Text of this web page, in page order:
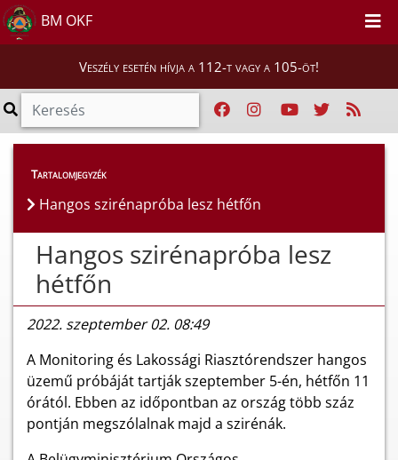
BM OKF
Veszély esetén hívja a 112-t vagy a 105-öt!
Híreink > Hírek
Tartalomjegyzék
Hangos szirénapróba lesz hétfőn
Hangos szirénapróba lesz
hétfőn
2022. szeptember 02. 08:49
A Monitoring és Lakossági Riasztórendszer hangos
üzemű próbáját tartják szeptember 5-én, hétfőn 11
órától. Ebben az időpontban az ország több száz
pontján megszólalnak majd a szirénák.